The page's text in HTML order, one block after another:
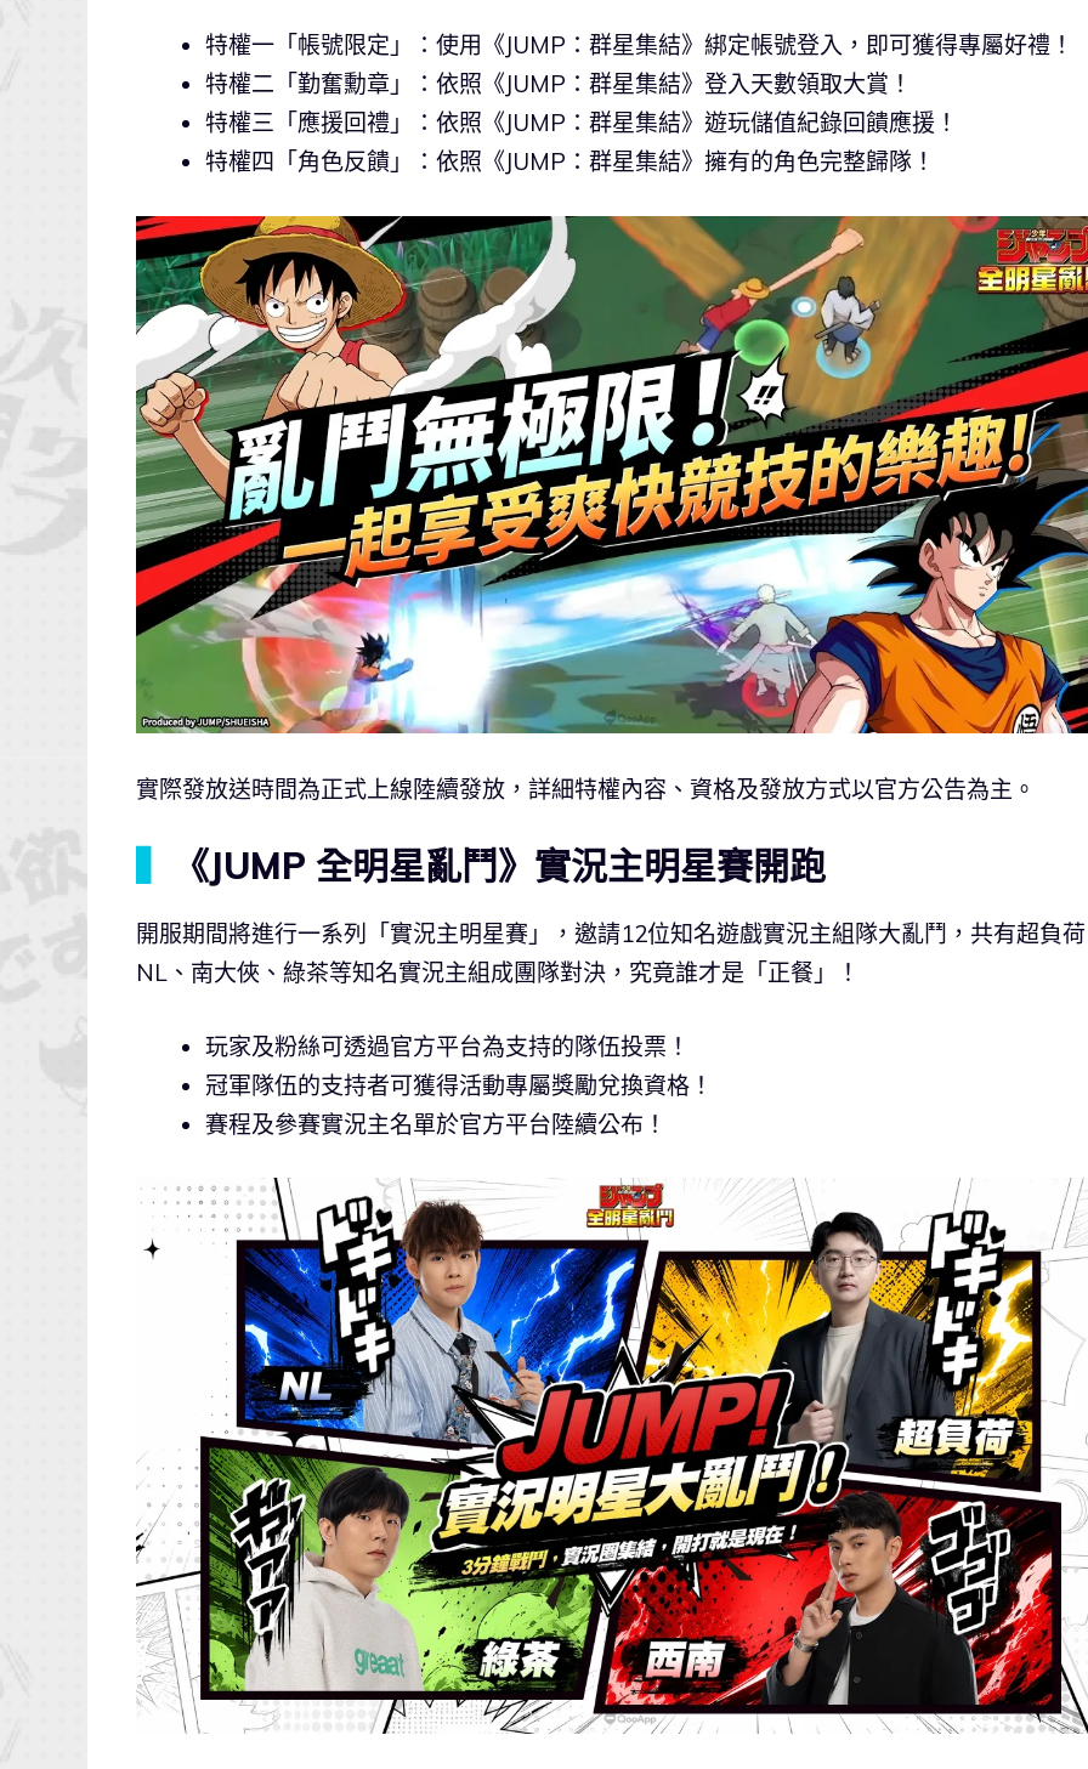
特權一「帳號限定」：使用《JUMP：群星集結》綁定帳號登入，即可獲得專屬好禮！
特權二「勤奮勳章」：依照《JUMP：群星集結》登入天數領取大賞！
特權三「應援回禮」：依照《JUMP：群星集結》遊玩儲值紀錄回饋應援！
特權四「角色反饋」：依照《JUMP：群星集結》擁有的角色完整歸隊！
實際發放送時間為正式上線陸續發放，詳細特權內容、資格及發放方式以官方公告為主。
《JUMP 全明星亂鬥》實況主明星賽開跑
開服期間將進行一系列「實況主明星賽」，邀請12位知名遊戲實況主組隊大亂鬥，共有超負
NL、南大俠、綠茶等知名實況主組成團隊對決，究竟誰才是「正餐」！
玩家及粉絲可透過官方平台為支持的隊伍投票！
冠軍隊伍的支持者可獲得活動專屬獎勵兌換資格！
賽程及參賽實況主名單於官方平台陸續公布！